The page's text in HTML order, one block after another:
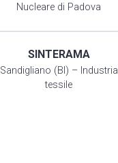
Nucleare di Padova
SINTERAMA
Sandigliano (BI) – Industria
tessile